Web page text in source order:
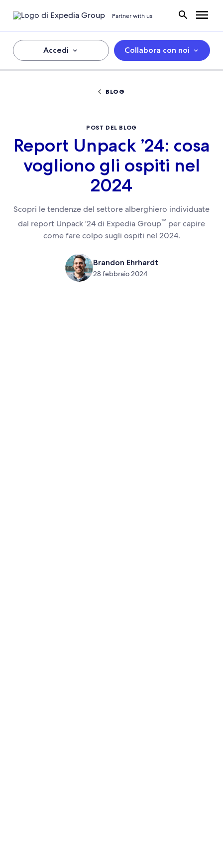
Partner with us
Accedi Collabora con noi
BLOG
POST DEL BLOG
Report Unpack ’24: cosa
vogliono gli ospiti nel
2024
Scopri le tendenze del settore alberghiero individuate
dal report Unpack '24 di Expedia Group™ per capire
come fare colpo sugli ospiti nel 2024.
Brandon Ehrhardt
28 febbraio 2024